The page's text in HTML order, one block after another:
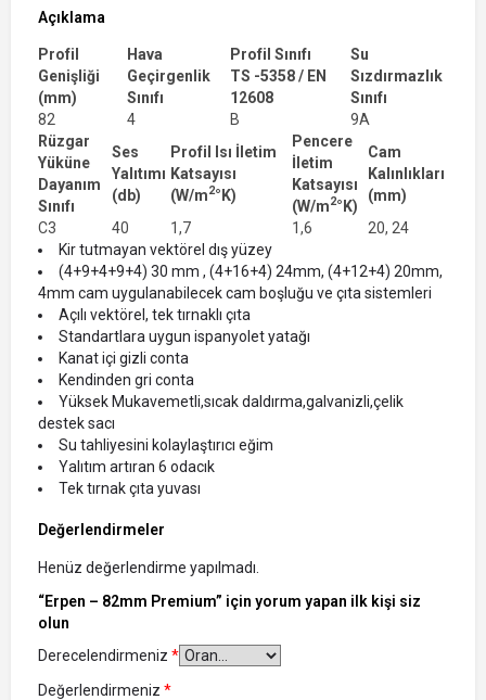
Açıklama
Profil
Genişliği
(mm)
Hava
Geçirgenlik
Sınıfı
Profil Sınıfı
TS -5358 / EN
12608
Su
Sızdırmazlık
Sınıfı
82
4 B
9A
Rüzgar
Yüküne
Dayanım
Sınıfı
Ses
Yalıtımı
(db)
Profil Isı İletim
Katsayısı
(W/m2°K)
Pencere
İletim
Katsayısı
(W/m2°K)
Cam
Kalınlıkları
(mm)
C3
40 1,7 1,6
20, 24
Kir tutmayan vektörel dış yüzey
(4+9+4+9+4) 30 mm , (4+16+4) 24mm, (4+12+4) 20mm,
4mm cam uygulanabilecek cam boşluğu ve çıta sistemleri
Açılı vektörel, tek tırnaklı çıta
Standartlara uygun ispanyolet yatağı
Kanat içi gizli conta
Kendinden gri conta
Yüksek Mukavemetli,sıcak daldırma,galvanizli,çelik
destek sacı
Su tahliyesini kolaylaştırıcı eğim
Yalıtım artıran 6 odacık
Tek tırnak çıta yuvası
Değerlendirmeler
Henüz değerlendirme yapılmadı.
“Erpen – 82mm Premium” için yorum yapan ilk kişi siz
olun
Derecelendirmeniz *
Değerlendirmeniz *